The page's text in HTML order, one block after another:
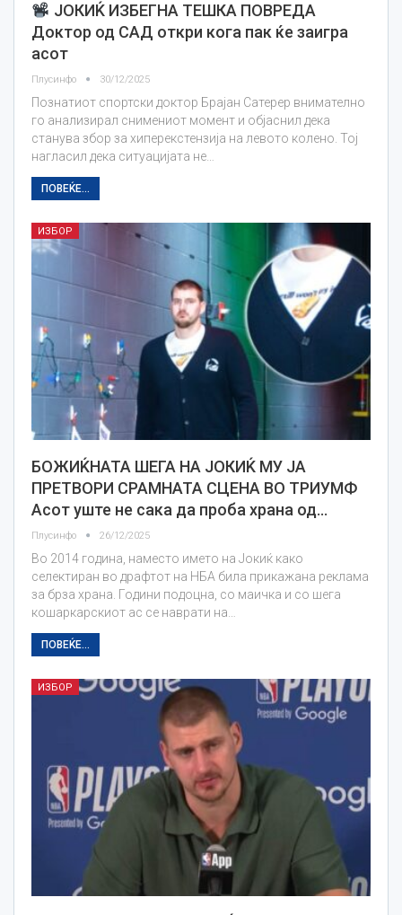
ЈОКИЌ ИЗБЕГНА ТЕШКА ПОВРЕДА
Доктор од САД откри кога пак ќе заигра
асот
Плусинфо 30/12/2025
Познатиот спортски доктор Брајан Сатерер внимателно
го анализирал снимениот момент и објаснил дека
станува збор за хиперекстензија на левото колено. Тој
нагласил дека ситуацијата не…
ПОВЕЌЕ...
ИЗБОР
БОЖИЌНАТА ШЕГА НА ЈОКИЌ МУ ЈА
ПРЕТВОРИ СРАМНАТА СЦЕНА ВО ТРИУМФ
Асот уште не сака да проба храна од…
Плусинфо 26/12/2025
Во 2014 година, наместо името на Јокиќ како
селектиран во драфтот на НБА била прикажана реклама
за брза храна. Години подоцна, со маичка и со шега
кошаркарскиот ас се наврати на…
ПОВЕЌЕ...
ИЗБОР